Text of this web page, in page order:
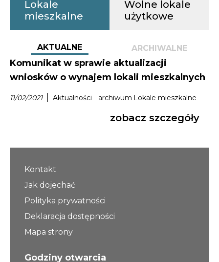
Lokale
mieszkalne
Wolne lokale
użytkowe
AKTUALNE ARCHIWALNE
Komunikat w sprawie aktualizacji
wniosków o wynajem lokali mieszkalnych
11/02/2021 Aktualności - archiwum Lokale mieszkalne
zobacz szczegóły
Kontakt
Jak dojechać
Polityka prywatności
Deklaracja dostępności
Mapa strony
Godziny otwarcia